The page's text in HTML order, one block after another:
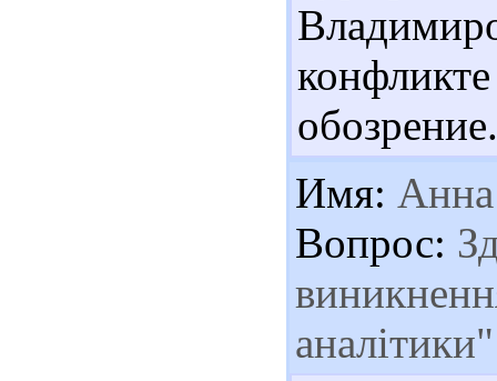
Имя: Анна
Вопрос:
аналітики"